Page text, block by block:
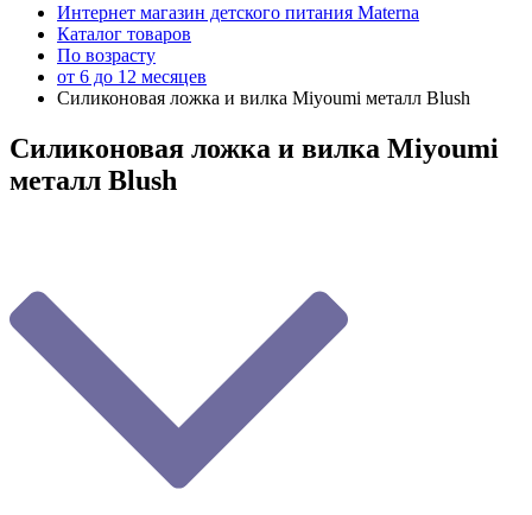
Интернет магазин детского питания Materna
Каталог товаров
По возрасту
от 6 до 12 месяцев
Силиконовая ложка и вилка Мiyoumi металл Blush
Силиконовая ложка и вилка Мiyoumi
металл Blush